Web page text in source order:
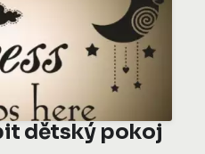
dětský pokoj